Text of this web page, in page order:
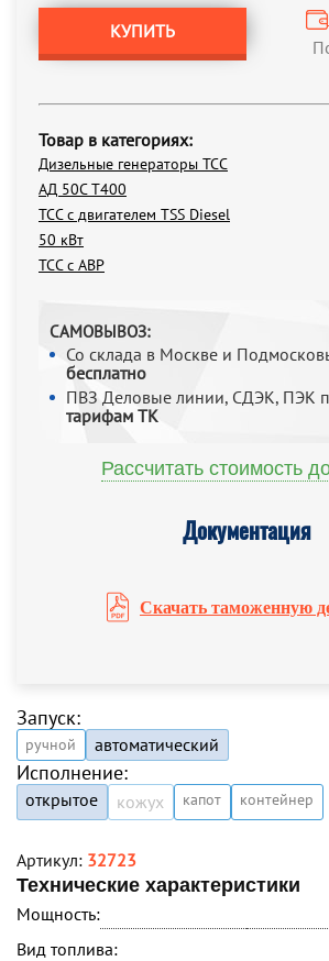
КУПИТЬ
Товар в категориях:
Дизельные генераторы ТСС
АД 50С Т400
ТСС с двигателем TSS Diesel
50 кВт
ТСС с АВР
САМОВЫВОЗ:
Со склада в Москве и
бесплатно
ПВЗ Деловые линии, СДЭК, ПЭК
тарифам ТК
Рассчитать стоимость
Документация
Скачать таможенную
Запуск:
ручной автоматический
Исполнение:
открытое кожух капот контейнер
Артикул: 32723
Технические характеристики
Мощность:
Вид топлива: